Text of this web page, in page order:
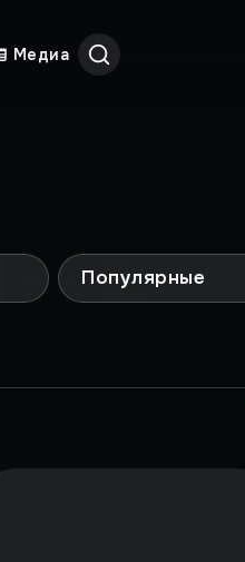
Медиа
Популярные